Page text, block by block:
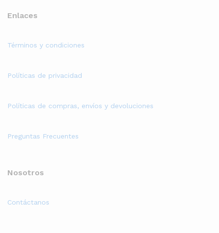
Enlaces
Términos y condiciones
Políticas de privacidad
Políticas de compras, envíos y devoluciones
Preguntas Frecuentes
Nosotros
Contáctanos